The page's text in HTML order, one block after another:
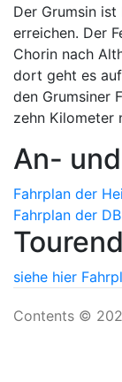
Der Grumsin
erreichen. Der
Chorin nach
dort geht es
den Grumsiner
zehn Kilometer
An-
Fahrplan der
Fahrplan der DB
siehe hier
Contents ©